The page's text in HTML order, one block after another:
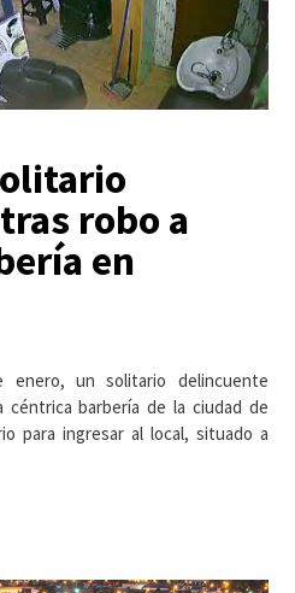
robo a
en
enero, un solitario delincuente
barbería de la ciudad de
para ingresar al local, situado a